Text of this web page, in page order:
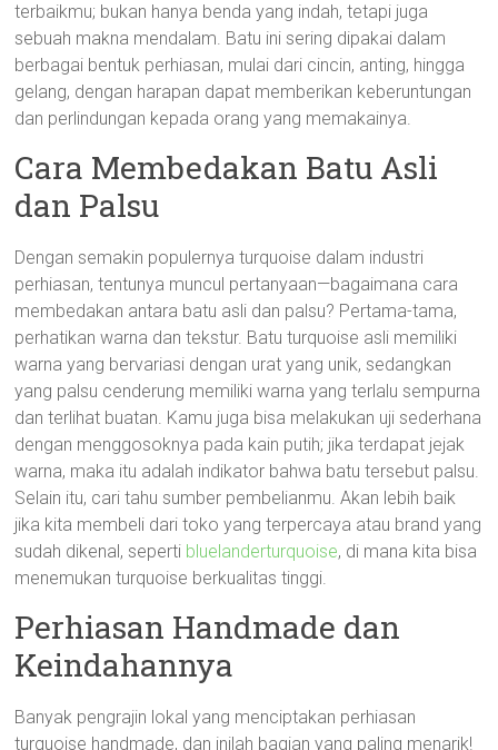
terbaikmu; bukan hanya benda yang indah, tetapi juga
sebuah makna mendalam. Batu ini sering dipakai dalam
berbagai bentuk perhiasan, mulai dari cincin, anting, hingga
gelang, dengan harapan dapat memberikan keberuntungan
dan perlindungan kepada orang yang memakainya.
Cara Membedakan Batu Asli
dan Palsu
Dengan semakin populernya turquoise dalam industri
perhiasan, tentunya muncul pertanyaan—bagaimana cara
membedakan antara batu asli dan palsu? Pertama-tama,
perhatikan warna dan tekstur. Batu turquoise asli memiliki
warna yang bervariasi dengan urat yang unik, sedangkan
yang palsu cenderung memiliki warna yang terlalu sempurna
dan terlihat buatan. Kamu juga bisa melakukan uji sederhana
dengan menggosoknya pada kain putih; jika terdapat jejak
warna, maka itu adalah indikator bahwa batu tersebut palsu.
Selain itu, cari tahu sumber pembelianmu. Akan lebih baik
jika kita membeli dari toko yang terpercaya atau brand yang
sudah dikenal, seperti bluelanderturquoise, di mana kita bisa
menemukan turquoise berkualitas tinggi.
Perhiasan Handmade dan
Keindahannya
Banyak pengrajin lokal yang menciptakan perhiasan
turquoise handmade, dan inilah bagian yang paling menarik!